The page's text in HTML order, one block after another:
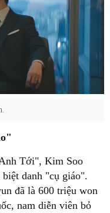
Tới", Kim Soo
danh "cụ giáo".
đã là 600 triệu won
nam diễn viên bỏ